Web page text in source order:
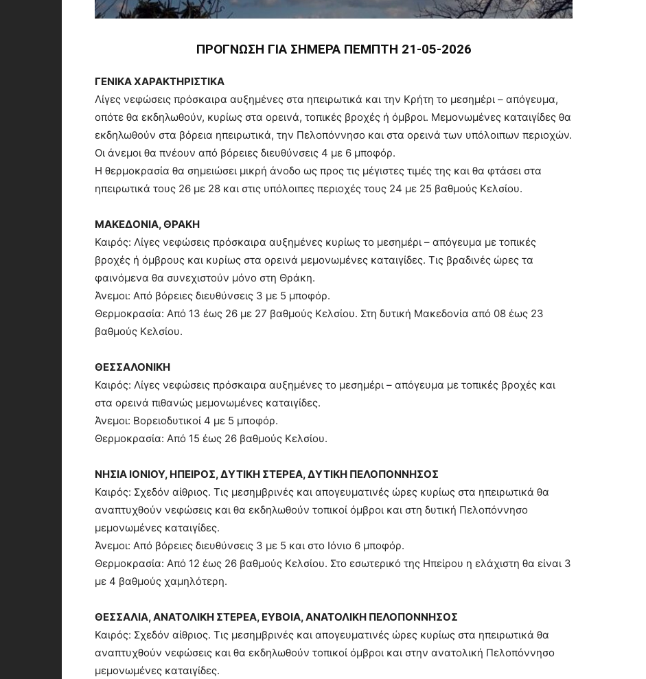
ΠΡΟΓΝΩΣΗ ΓΙΑ ΣΗΜΕΡΑ ΠΕΜΠΤΗ 21-05-2026
ΓΕΝΙΚΑ ΧΑΡΑΚΤΗΡΙΣΤΙΚΑ
Λίγες νεφώσεις πρόσκαιρα αυξημένες στα ηπειρωτικά και την Κρήτη το μεσημέρι – απόγευμα,
οπότε θα εκδηλωθούν, κυρίως στα ορεινά, τοπικές βροχές ή όμβροι. Μεμονωμένες καταιγίδες θα
εκδηλωθούν στα βόρεια ηπειρωτικά, την Πελοπόννησο και στα ορεινά των υπόλοιπων περιοχών.
Οι άνεμοι θα πνέουν από βόρειες διευθύνσεις 4 με 6 μποφόρ.
Η θερμοκρασία θα σημειώσει μικρή άνοδο ως προς τις μέγιστες τιμές της και θα φτάσει στα
ηπειρωτικά τους 26 με 28 και στις υπόλοιπες περιοχές τους 24 με 25 βαθμούς Κελσίου.
ΜΑΚΕΔΟΝΙΑ, ΘΡΑΚΗ
Καιρός: Λίγες νεφώσεις πρόσκαιρα αυξημένες κυρίως το μεσημέρι – απόγευμα με τοπικές
βροχές ή όμβρους και κυρίως στα ορεινά μεμονωμένες καταιγίδες. Τις βραδινές ώρες τα
φαινόμενα θα συνεχιστούν μόνο στη Θράκη.
Άνεμοι: Από βόρειες διευθύνσεις 3 με 5 μποφόρ.
Θερμοκρασία: Από 13 έως 26 με 27 βαθμούς Κελσίου. Στη δυτική Μακεδονία από 08 έως 23
βαθμούς Κελσίου.
ΘΕΣΣΑΛΟΝΙΚΗ
Καιρός: Λίγες νεφώσεις πρόσκαιρα αυξημένες το μεσημέρι – απόγευμα με τοπικές βροχές και
στα ορεινά πιθανώς μεμονωμένες καταιγίδες.
Άνεμοι: Βορειοδυτικοί 4 με 5 μποφόρ.
Θερμοκρασία: Από 15 έως 26 βαθμούς Κελσίου.
ΝΗΣΙΑ ΙΟΝΙΟΥ, ΗΠΕΙΡΟΣ, ΔΥΤΙΚΗ ΣΤΕΡΕΑ, ΔΥΤΙΚΗ ΠΕΛΟΠΟΝΝΗΣΟΣ
Καιρός: Σχεδόν αίθριος. Τις μεσημβρινές και απογευματινές ώρες κυρίως στα ηπειρωτικά θα
αναπτυχθούν νεφώσεις και θα εκδηλωθούν τοπικοί όμβροι και στη δυτική Πελοπόννησο
μεμονωμένες καταιγίδες.
Άνεμοι: Από βόρειες διευθύνσεις 3 με 5 και στο Ιόνιο 6 μποφόρ.
Θερμοκρασία: Από 12 έως 26 βαθμούς Κελσίου. Στο εσωτερικό της Ηπείρου η ελάχιστη θα είναι 3
με 4 βαθμούς χαμηλότερη.
ΘΕΣΣΑΛΙΑ, ΑΝΑΤΟΛΙΚΗ ΣΤΕΡΕΑ, ΕΥΒΟΙΑ, ΑΝΑΤΟΛΙΚΗ ΠΕΛΟΠΟΝΝΗΣΟΣ
Καιρός: Σχεδόν αίθριος. Τις μεσημβρινές και απογευματινές ώρες κυρίως στα ηπειρωτικά θα
αναπτυχθούν νεφώσεις και θα εκδηλωθούν τοπικοί όμβροι και στην ανατολική Πελοπόννησο
μεμονωμένες καταιγίδες.